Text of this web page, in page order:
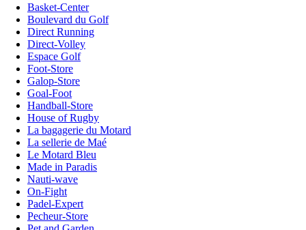
Basket-Center
Boulevard du Golf
Direct Running
Direct-Volley
Espace Golf
Foot-Store
Galop-Store
Goal-Foot
Handball-Store
House of Rugby
La bagagerie du Motard
La sellerie de Maé
Le Motard Bleu
Made in Paradis
Nauti-wave
On-Fight
Padel-Expert
Pecheur-Store